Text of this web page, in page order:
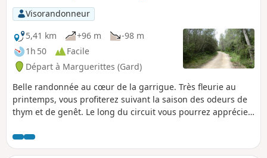
Visorandonneur
5,41 km
+96 m
-98 m
1h 50
Facile
Départ à Marguerittes (Gard)
Belle randonnée au cœur de la garrigue. Très fleurie au
printemps, vous profiterez suivant la saison des odeurs de
thym et de genêt. Le long du circuit vous pourrez apprécier